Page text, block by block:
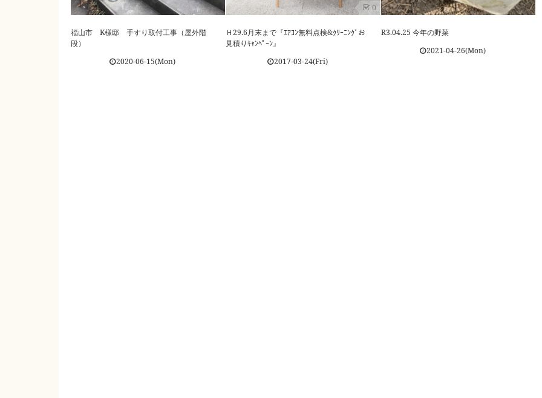
福山市 K様邸 手すり取付工事（屋外階
段）
2020-06-15(Mon)
0
Ｈ29.6月末まで『ｴｱｺﾝ無料点検&ｸﾘｰﾆﾝｸﾞお
見積りｷｬﾝﾍﾟｰﾝ』
2017-03-24(Fri)
R3.04.25 今年の野菜
2021-04-26(Mon)